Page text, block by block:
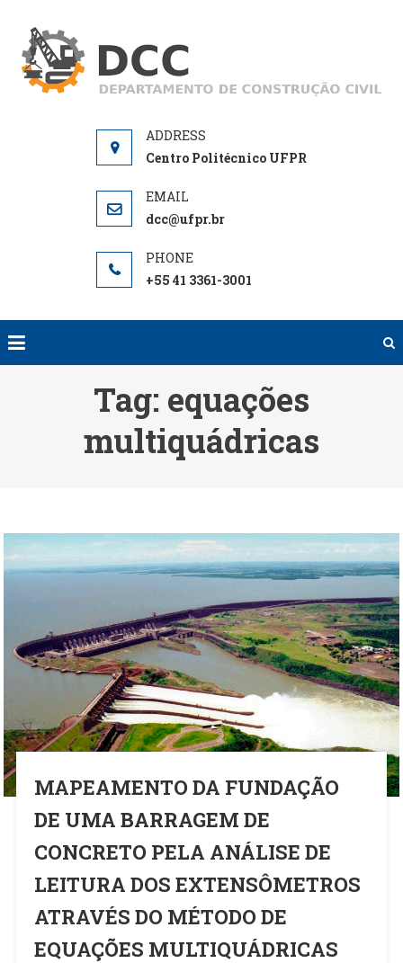
content
Centro Politécnico UFPR
dcc@ufpr.br
+55 41 3361-3001
Tag: equações
multiquádricas
MAPEAMENTO DA FUNDAÇÃO
DE UMA BARRAGEM DE
CONCRETO PELA ANÁLISE DE
LEITURA DOS EXTENSÔMETROS
ATRAVÉS DO MÉTODO DE
EQUAÇÕES MULTIQUÁDRICAS